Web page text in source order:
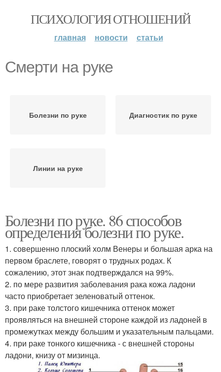
ПСИХОЛОГИЯ ОТНОШЕНИЙ
главная новости статьи
Смерти на руке
Болезни по руке Диагностик по руке
Линии на руке
Болезни по руке. 86 способов
определения болезни по руке.
1. совершенно плоский холм Венеры и большая арка на
первом браслете, говорят о трудных родах. К
сожалению, этот знак подтверждался на 99%.
2. по мере развития заболевания рака кожа ладони
часто приобретает зеленоватый оттенок.
3. при раке толстого кишечника оттенок может
проявляться на внешней стороне каждой из ладоней в
промежутках между большим и указательным пальцами.
4. при раке тонкого кишечника - с внешней стороны
ладони, книзу от мизинца.